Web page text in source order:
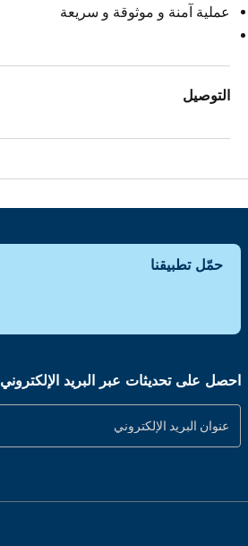
عملية آمنة و موثوقة و سريعة
التوصيل
حمّل تطبيقنا
احصل على تحديثات عبر البريد الإلكتروني